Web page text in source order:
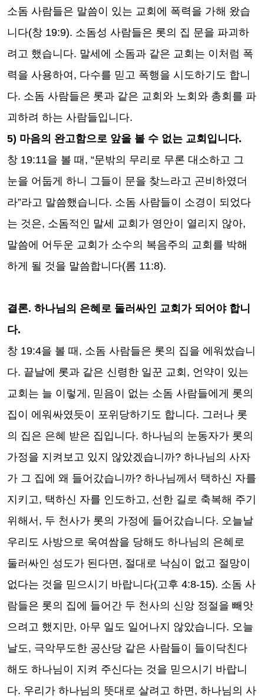
소돔 사람들은 말씀이 있는 교회에 폭력을 가해 왔습
니다(창 19:9). 소돔성 사람들은 롯의 집 문을 파괴하
려고 했습니다. 말세에 소돔과 같은 교회는 이처럼 폭
력을 사용하여 , 다수를 믿고 폭행을 시도하기도 합니
다. 소돔 사람들은 롯과 같은 교회와 노회와 총회를 파
괴하려 하는 사람들입니다.
5) 마음의 완고함으로 앞을 볼 수 없는 교회입니다.
창 19:11을 볼 때 , “문밖의 무리로 무론 대소하고 그
눈을 어둡게 하니 그들이 문을 찾느라고 곤비하였더
라”라고 말씀했습니다. 소돔 사람들이 소경이 되었다
는 것은, 소돔적인 말세 교회가 영안이 열리지 않아,
말씀에 어두운 교회가 소수의 복음주의 교회를 박해
하게 될 것을 말씀합니다(롬 11:8).
결론. 하나님의 은혜로 둘러싸인 교회가 되어야 합니
다.
창 19:4을 볼 때 , 소돔 사람들은 롯의 집을 에워쌌습니
다. 끝날에 롯과 같은 신령한 일꾼 교회 , 언약이 있는
교회는 늘 이렇게 , 믿음이 없는 소돔 사람들에게 롯의
집이 에워싸였듯이 포위당하기도 합니다. 그러나 롯
의 집은 은혜 받은 집입니다. 하나님의 눈동자가 롯의
가정을 지켜보고 있지 않았겠습니까? 하나님의 사자
가 그 집에 왜 들어갔습니까? 하나님께서 택하신 자를
지키고, 택하신 자를 인도하고, 선한 길로 축복해 주기
위해서 , 두 천사가 롯의 가정에 들어갔습니다. 오늘날
우리도 사방으로 욱여쌈을 당해도 하나님의 은혜로
둘러싸인 성도가 된다면, 절대로 낙심이 없고 절망이
없다는 것을 믿으시기 바랍니다(고후 4:8-15). 소돔 사
람들은 롯의 집에 들어간 두 천사의 신앙 정절을 빼앗
으려고 했지만, 아무 일도 일어나지 않았습니다. 오늘
날도, 극악무도한 공산당 같은 사람들이 들이닥친다
해도 하나님이 지켜 주신다는 것을 믿으시기 바랍니
다. 우리가 하나님의 뜻대로 살려고 하면, 하나님의 사